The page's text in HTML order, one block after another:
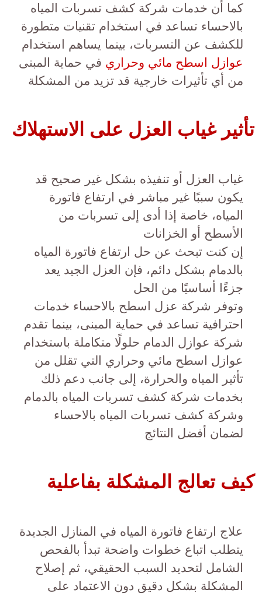
كما أن خدمات شركة كشف تسربات المياه
بالاحساء تساعد في استخدام تقنيات متطورة
للكشف عن التسربات، بينما يساهم استخدام
عوازل اسطح مائي وحراري في حماية المبنى
من أي تأثيرات خارجية قد تزيد من المشكلة
تأثير غياب العزل على الاستهلاك
غياب العزل أو تنفيذه بشكل غير صحيح قد
يكون سببًا غير مباشر في ارتفاع فاتورة
المياه، خاصة إذا أدى إلى تسربات من
الأسطح أو الخزانات
إن كنت تبحث عن حل ارتفاع فاتورة المياه
بالدمام بشكل دائم، فإن العزل الجيد يعد
جزءًا أساسيًا من الحل
وتوفر شركة عزل اسطح بالاحساء خدمات
احترافية تساعد في حماية المبنى، بينما تقدم
شركة عوازل الدمام حلولًا متكاملة باستخدام
عوازل اسطح مائي وحراري التي تقلل من
تأثير المياه والحرارة، إلى جانب دعم ذلك
بخدمات شركة كشف تسربات المياه بالدمام
وشركة كشف تسربات المياه بالاحساء
لضمان أفضل النتائج
كيف تعالج المشكلة بفاعلية
علاج ارتفاع فاتورة المياه في المنازل الجديدة
يتطلب اتباع خطوات واضحة تبدأ بالفحص
الشامل لتحديد السبب الحقيقي، ثم إصلاح
المشكلة بشكل دقيق دون الاعتماد على